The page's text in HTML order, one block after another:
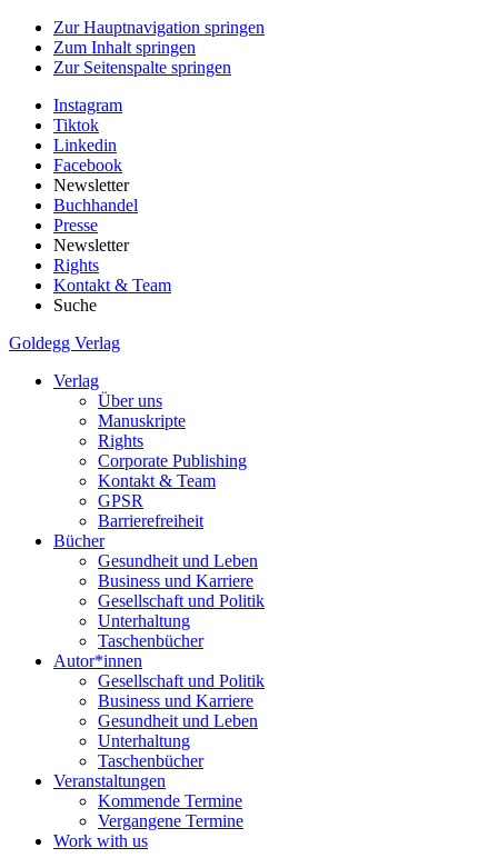
Zur Hauptnavigation springen
Zum Inhalt springen
Zur Seitenspalte springen
Instagram
Tiktok
Linkedin
Facebook
Newsletter
Buchhandel
Presse
Newsletter
Rights
Kontakt & Team
Suche
Goldegg Verlag
Verlag
Über uns
Manuskripte
Rights
Corporate Publishing
Kontakt & Team
GPSR
Barrierefreiheit
Bücher
Gesundheit und Leben
Business und Karriere
Gesellschaft und Politik
Unterhaltung
Taschenbücher
Autor*innen
Gesellschaft und Politik
Business und Karriere
Gesundheit und Leben
Unterhaltung
Taschenbücher
Veranstaltungen
Kommende Termine
Vergangene Termine
Work with us